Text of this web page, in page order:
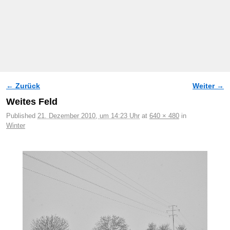
Bilder-Navigation
← Zurück Weiter →
Weites Feld
Published 21. Dezember 2010, um 14:23 Uhr at 640 × 480 in
Winter